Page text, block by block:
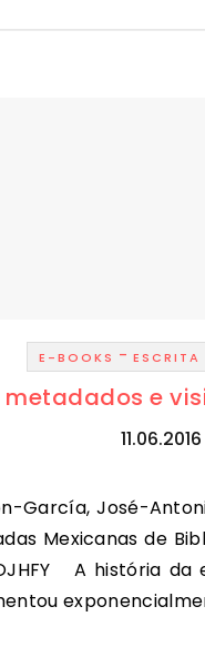
E-BOOKS - ESCRITA
metadados e
11.06.2016
Mexicanas de
A história da